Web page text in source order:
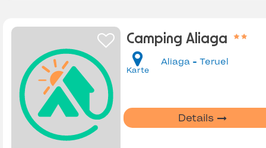
Camping Aliaga
Karte
Aliaga - Teruel
Details